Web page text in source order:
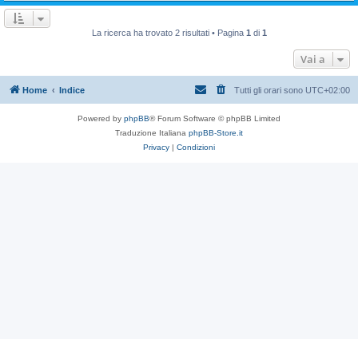
La ricerca ha trovato 2 risultati • Pagina 1 di 1
Vai a
Home Indice Tutti gli orari sono UTC+02:00
Powered by phpBB® Forum Software © phpBB Limited
Traduzione Italiana phpBB-Store.it
Privacy | Condizioni